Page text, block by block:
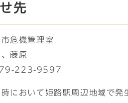
先
危機管理室
藤原
223-9597
において姫路駅周辺地域で